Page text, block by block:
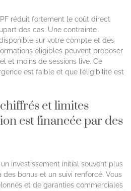
réduit fortement le coût direct
des cas. Une contrainte
sur votre compte et des
éligibles peuvent proposer
et moins de sessions live. Ce
est faible et que l’éligibilité est
et limites
est financée par des
investissement initial souvent plus
bonus et un suivi renforcé. Vous
et de garanties commerciales